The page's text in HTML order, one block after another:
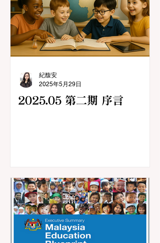
2025.05 第二期 序言
紀馥安
2025年5月29日